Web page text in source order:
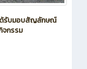
ได้รับมอบสัญลักษณ์
จกรรม